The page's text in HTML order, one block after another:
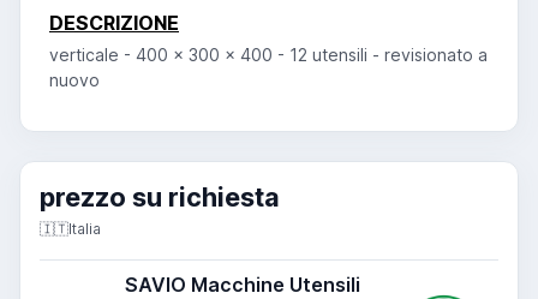
DESCRIZIONE
verticale - 400 x 300 x 400 - 12 utensili - revisionato a
nuovo
prezzo su richiesta
🇮🇹Italia
SAVIO Macchine Utensili